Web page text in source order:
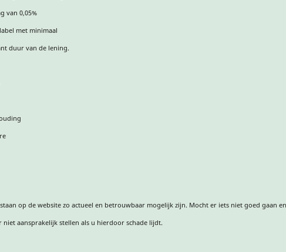
van 0,05%
met minimaal
duur van de lening.
op de website zo actueel en betrouwbaar mogelijk zijn. Mocht er iets niet goed gaan
aansprakelijk stellen als u hierdoor schade lijdt.